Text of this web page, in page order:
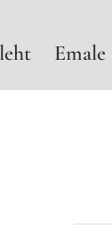
Emale